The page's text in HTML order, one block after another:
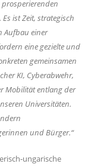
prosperierenden
ist Zeit, strategisch
Aufbau einer
eine gezielte und
gemeinsamen
KI, Cyberabwehr,
Mobilität entlang der
Universitäten.
und Bürger.“
ungarische